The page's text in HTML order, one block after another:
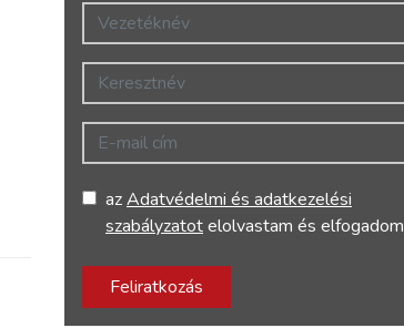
Vezetéknév
Keresztnév
E-mail cím
azAdatvédelmi és adatkezelési
szabályzatotelolvastam és elfogadom
Feliratkozás